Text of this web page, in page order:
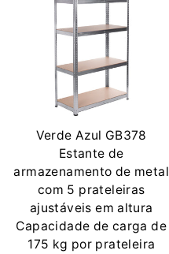
Verde Azul GB378
Estante de
armazenamento de metal
com 5 prateleiras
ajustáveis ​​em altura
Capacidade de carga de
175 kg por prateleira